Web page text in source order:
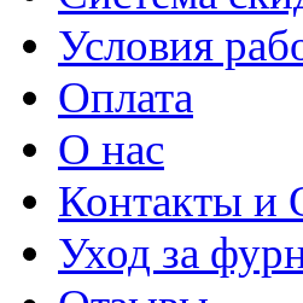
Условия
Оплата
О нас
Контакты и
Уход за